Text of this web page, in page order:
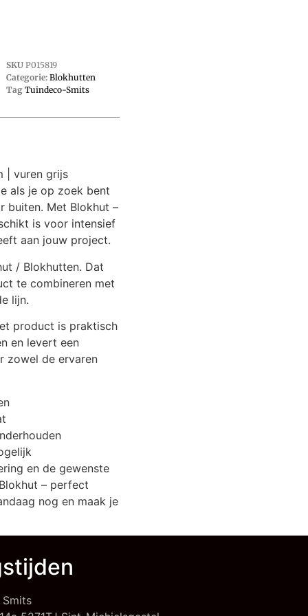
SKU P015819
Categorie: Blokhutten
Tag Tuindeco-Smits
| vuren grijs
als je op zoek bent
buiten. Met Blokhut –
is voor intensief
aan jouw project.
/ Blokhutten. Dat
te combineren met
lijn.
product is praktisch
en levert een
zowel de ervaren
en de gewenste
– perfect
nog en maak je